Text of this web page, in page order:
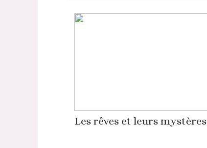
Les rêves et leurs mystères